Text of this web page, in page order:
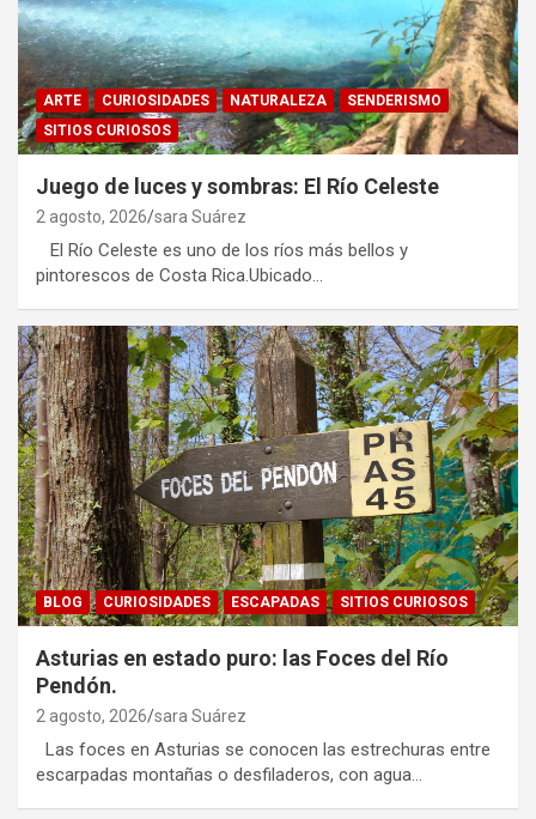
ARTE CURIOSIDADES NATURALEZA
SENDERISMO
SITIOS CURIOSOS
Juego de luces y sombras: El Río Celeste
2 agosto, 2026 sara Suárez
El Río Celeste es uno de los ríos más bellos y
pintorescos de Costa Rica.Ubicado…
BLOG CURIOSIDADES ESCAPADAS SITIOS CURIOSOS
Asturias en estado puro: las Foces del Río
Pendón.
2 agosto, 2026 sara Suárez
Las foces en Asturias se conocen las estrechuras entre
escarpadas montañas o desfiladeros, con agua…